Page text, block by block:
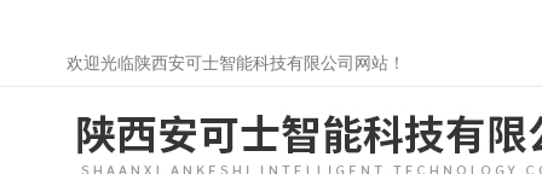
欢迎光临陕西安可士智能科技有限公司网站！